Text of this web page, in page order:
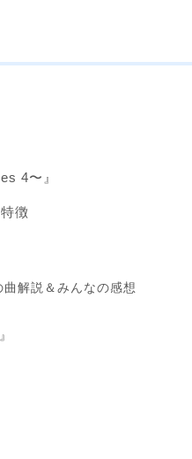
4〜』
徴
解説＆みんなの感想